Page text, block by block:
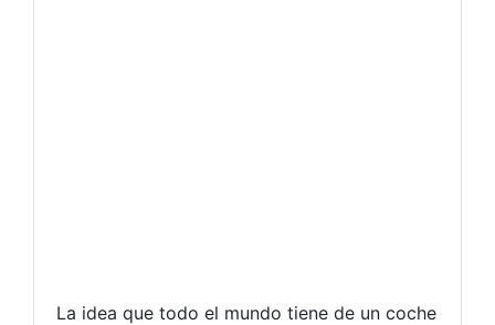
La idea que todo el mundo tiene de un coche